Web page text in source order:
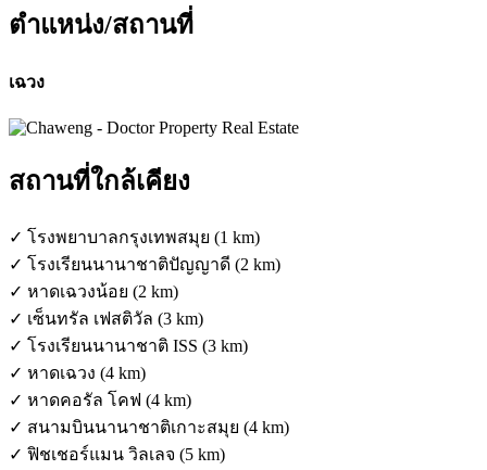
ตำแหน่ง/สถานที่
เฉวง
สถานที่ใกล้เคียง
✓ โรงพยาบาลกรุงเทพสมุย (1 km)
✓ โรงเรียนนานาชาติปัญญาดี (2 km)
✓ หาดเฉวงน้อย (2 km)
✓ เซ็นทรัล เฟสติวัล (3 km)
✓ โรงเรียนนานาชาติ ISS (3 km)
✓ หาดเฉวง (4 km)
✓ หาดคอรัล โคฟ (4 km)
✓ สนามบินนานาชาติเกาะสมุย (4 km)
✓ ฟิชเชอร์แมน วิลเลจ (5 km)